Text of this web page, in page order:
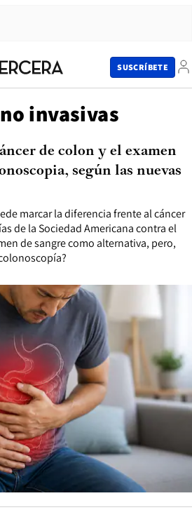
SUSCRÍBETE
invasivas
marcar la diferencia frente al cáncer
de la Sociedad Americana contra el
de sangre como alternativa, pero,
de colon y el examen
según las nuevas